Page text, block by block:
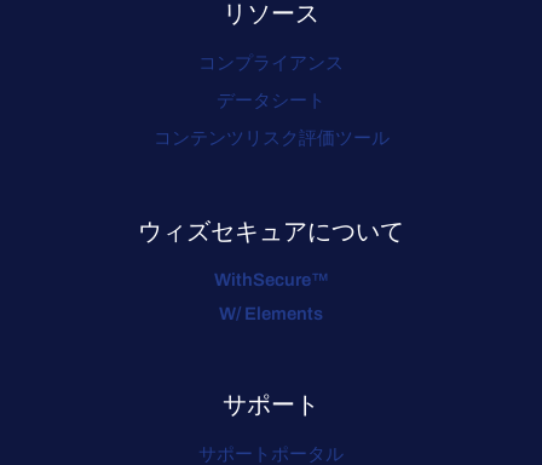
リソース
コンプライアンス
データシート
コンテンツリスク評価ツール
ウィズセキュアについて
WithSecure™
W/ Elements
サポート
サポートポータル